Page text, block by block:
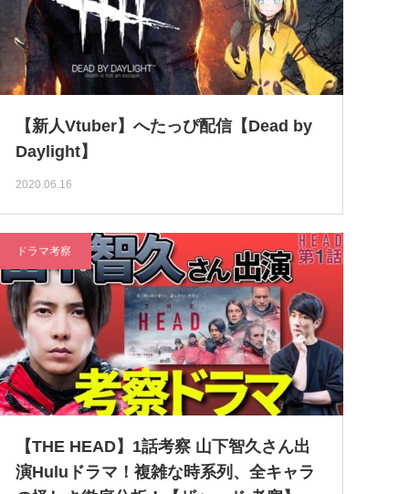
【新人Vtuber】へたっぴ配信【Dead by
Daylight】
2020.06.16
ドラマ考察
【THE HEAD】1話考察 山下智久さん出
演Huluドラマ！複雑な時系列、全キャラ